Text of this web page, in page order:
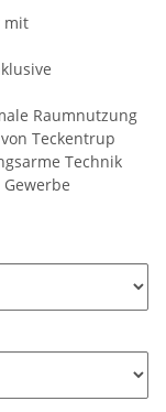
mit
Raumnutzung
Teckentrup
Technik